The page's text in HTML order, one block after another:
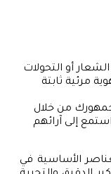
أو التحولات
مرئية ثابتة
من خلال
إلى آرائهم
الأساسية في